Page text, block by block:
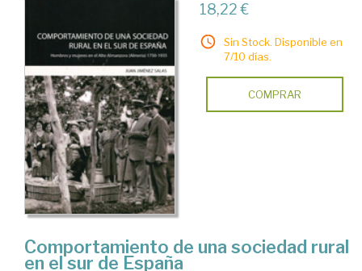
18,22 €
Sin Stock. Disponible en
7/10 días.
COMPRAR
Comportamiento de una sociedad rural
en el sur de España